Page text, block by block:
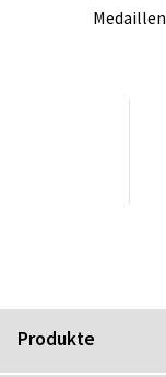
Me­dail­len
Produkte